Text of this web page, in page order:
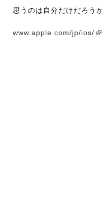
思うのは自分だけだろう
www.apple.com/jp/ios/